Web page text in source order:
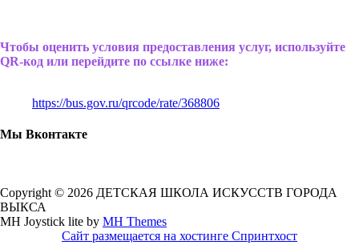
Чтобы оценить условия предоставления услуг, используйте
QR-код или перейдите по ссылке ниже:
https://bus.gov.ru/qrcode/rate/368806
Мы Вконтакте
Copyright © 2026 ДЕТСКАЯ ШКОЛА ИСКУССТВ ГОРОДА
ВЫКСА
MH Joystick lite by MH Themes
Сайт размещается на хостинге Спринтхост